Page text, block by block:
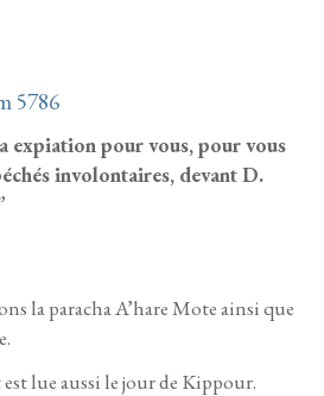
5786
expiation pour vous, pour vous
involontaires, devant D.
la paracha A’hare Mote ainsi que
lue aussi le jour de Kippour.